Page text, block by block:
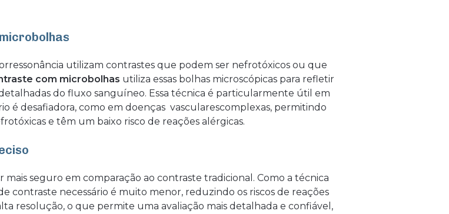
utilizam contrastes que podem ser nefrotóxicos ou que
com microbolhas utiliza essas bolhas microscópicas para refletir
do fluxo sanguíneo. Essa técnica é particularmente útil em
é desafiadora, como em doenças vascularescomplexas, permitindo
e têm um baixo risco de reações alérgicas.
mais seguro em comparação ao contraste tradicional. Como a técnica
contraste necessário é muito menor, reduzindo os riscos de reações
resolução, o que permite uma avaliação mais detalhada e confiável,